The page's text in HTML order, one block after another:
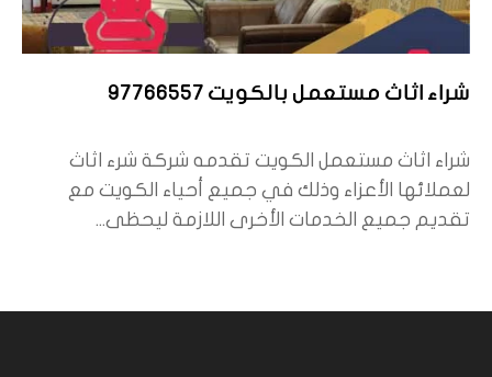
شراء اثاث مستعمل بالكويت 97766557
شراء اثاث مستعمل الكويت تقدمه شركة شرء اثاث
لعملائها الأعزاء وذلك في جميع أحياء الكويت مع
تقديم جميع الخدمات الأخرى اللازمة ليحظى...